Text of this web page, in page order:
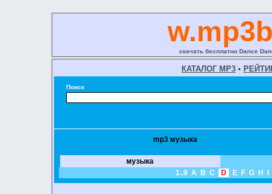
скачать бесплатно Dance
КАТАЛОГ MP3 •
Поиск
mp3 музыка
музыка
1..9 A B C D E F G H